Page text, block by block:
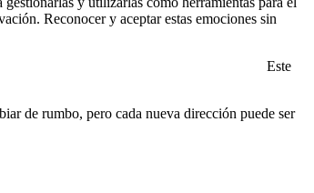
Reconocer y aceptar estas emociones sin
Este
de rumbo, pero cada nueva dirección puede ser